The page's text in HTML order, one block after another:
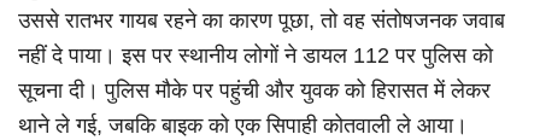
उससे रातभर गायब रहने का कारण पूछा, तो वह संतोषजनक जवाब
नहीं दे पाया। इस पर स्थानीय लोगों ने डायल 112 पर पुलिस को
सूचना दी। पुलिस मौके पर पहुंची और युवक को हिरासत में लेकर
थाने ले गई, जबकि बाइक को एक सिपाही कोतवाली ले आया।